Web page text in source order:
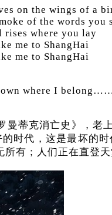
on the wings of a
of the words you
rises where you lay
me to ShangHai
me to ShangHai
where I belong……
曼蒂克消亡史》，老
时代，这是最坏的
有；人们正在直登